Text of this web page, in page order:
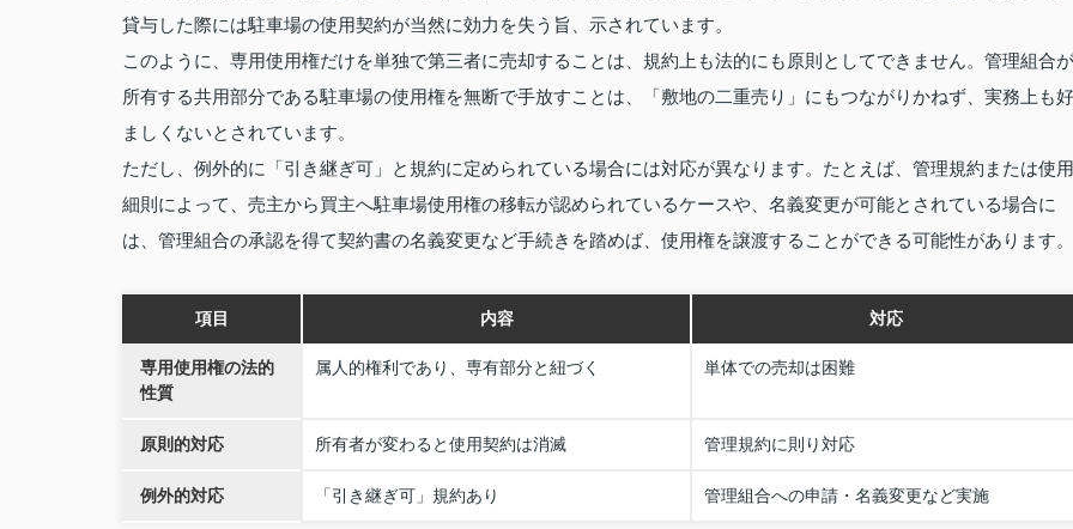
貸与した際には駐車場の使用契約が当然に効力を失う旨、示されています。
このように、専用使用権だけを単独で第三者に売却することは、規約上も法的にも原則としてできません。管理組合が
所有する共用部分である駐車場の使用権を無断で手放すことは、「敷地の二重売り」にもつながりかねず、実務上も好
ましくないとされています。
ただし、例外的に「引き継ぎ可」と規約に定められている場合には対応が異なります。たとえば、管理規約または使用
細則によって、売主から買主へ駐車場使用権の移転が認められているケースや、名義変更が可能とされている場合に
は、管理組合の承認を得て契約書の名義変更など手続きを踏めば、使用権を譲渡することができる可能性があります。
項目 内容 対応
専用使用権の法的
性質
属人的権利であり、専有部分と紐づく 単体での売却は困難
原則的対応 所有者が変わると使用契約は消滅 管理規約に則り対応
例外的対応 「引き継ぎ可」規約あり 管理組合への申請・名義変更など実施